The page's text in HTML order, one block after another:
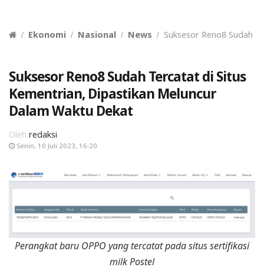
Ekonomi Nasional News Suksesor Reno8 Sudah
Suksesor Reno8 Sudah Tercatat di Situs
Kementrian, Dipastikan Meluncur
Dalam Waktu Dekat
Oleh redaksi
Senin, 10 Juli 2023, 16:20
Perangkat baru OPPO yang tercatat pada situs sertifikasi
milk Postel